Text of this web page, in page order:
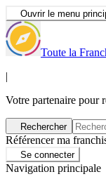
Ouvrir le menu
Toute la
|
Votre partenaire pour
Rechercher
Référencer ma
Se connecter
Navigation principale